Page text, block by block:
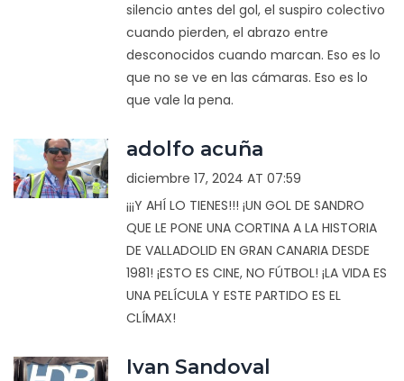
silencio antes del gol, el suspiro colectivo
cuando pierden, el abrazo entre
desconocidos cuando marcan. Eso es lo
que no se ve en las cámaras. Eso es lo
que vale la pena.
adolfo acuña
diciembre 17, 2024 AT 07:59
¡¡¡Y AHÍ LO TIENES!!! ¡UN GOL DE SANDRO
QUE LE PONE UNA CORTINA A LA HISTORIA
DE VALLADOLID EN GRAN CANARIA DESDE
1981! ¡ESTO ES CINE, NO FÚTBOL! ¡LA VIDA ES
UNA PELÍCULA Y ESTE PARTIDO ES EL
CLÍMAX!
Ivan Sandoval